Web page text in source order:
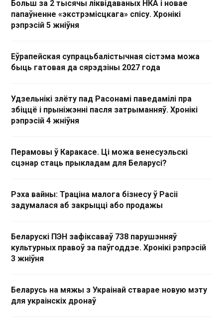
Больш за 2 тысячы ліквідаваных НКА і новае
папаўненне «экстрэмісцкага» спісу. Хронікі
рэпрэсій 5 жніўня
Еўрапейская супрацьбалістычная сістэма можа
быць гатовая да сярэдзіны 2027 года
Удзельнікі злёту пад Расонамі паведамілі пра
збіццё і прыніжэнні пасля затрыманняў. Хронікі
рэпрэсій 4 жніўня
Перамовы ў Каракасе. Ці можа венесуэльскі
сцэнар стаць прыкладам для Беларусі?
Рэха вайны: Траціна малога бізнесу ў Расіі
задумалася аб закрыцці або продажы
Беларускі ПЭН зафіксаваў 738 парушэнняў
культурных правоў за паўгоддзе. Хронікі рэпрэсій
3 жніўня
Беларусь на мяжы з Украінай стварае новую мэту
для украінскіх дронаў